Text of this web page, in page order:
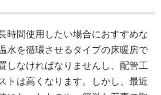
時間使用したい場合におすすめな
水を循環させるタイプの床暖房で
しなければなりませんし、配管工
トは高くなります。しかし、最近